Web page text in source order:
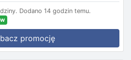
Dodano 14 godzin temu.
promocję